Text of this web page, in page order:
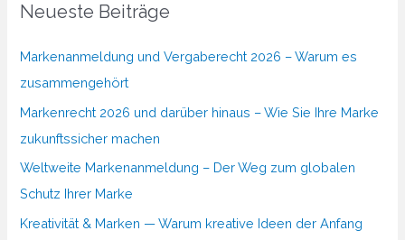
Neueste Beiträge
Markenanmeldung und Vergaberecht 2026 – Warum es
zusammengehört
Markenrecht 2026 und darüber hinaus – Wie Sie Ihre Marke
zukunftssicher machen
Weltweite Markenanmeldung – Der Weg zum globalen
Schutz Ihrer Marke
Kreativität & Marken — Warum kreative Ideen der Anfang